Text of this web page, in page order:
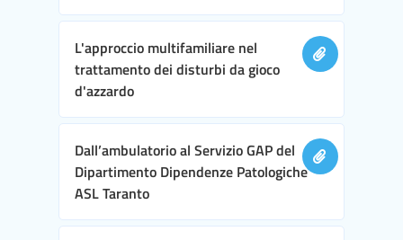
L'approccio multifamiliare nel
trattamento dei disturbi da gioco
d'azzardo
Dall’ambulatorio al Servizio GAP del
Dipartimento Dipendenze Patologiche
ASL Taranto